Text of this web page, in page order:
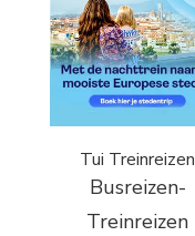
Tui Treinreizen
Busreizen-
Treinreizen